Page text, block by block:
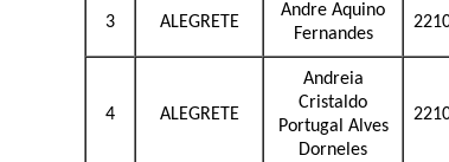
3 ALEGRETE
Andre Aquino
Fernandes
4 ALEGRETE
Andreia
Cristaldo
Portugal Alves
Dorneles